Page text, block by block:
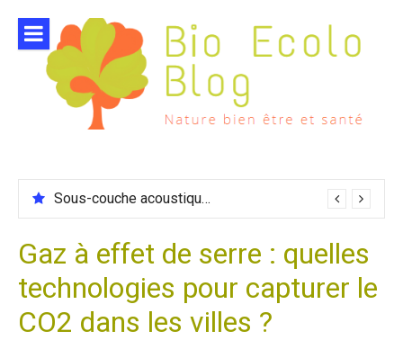
contenu
Sous-couche acoustique compatible chauffage sol
Gaz à effet de serre : quelles
technologies pour capturer le
CO2 dans les villes ?